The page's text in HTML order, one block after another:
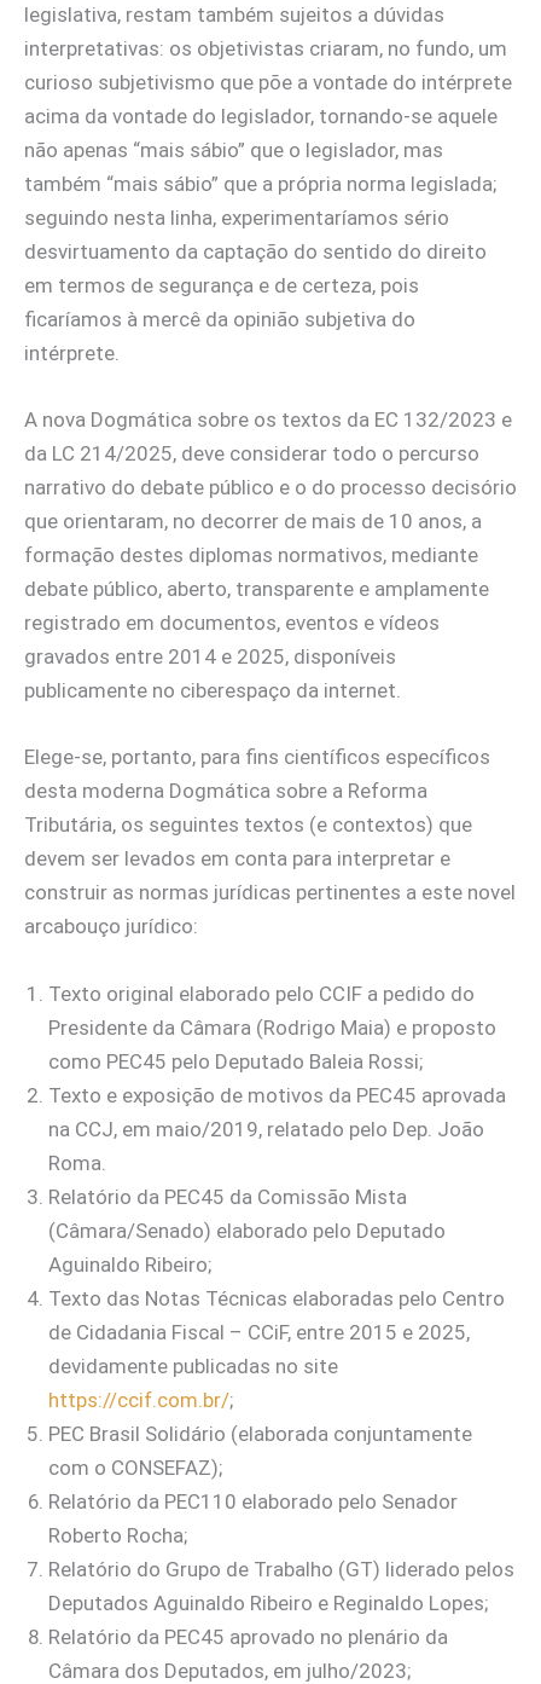
legislativa, restam também sujeitos a dúvidas
interpretativas: os objetivistas criaram, no fundo, um
curioso subjetivismo que põe a vontade do intérprete
acima da vontade do legislador, tornando-se aquele
não apenas “mais sábio” que o legislador, mas
também “mais sábio” que a própria norma legislada;
seguindo nesta linha, experimentaríamos sério
desvirtuamento da captação do sentido do direito
em termos de segurança e de certeza, pois
ficaríamos à mercê da opinião subjetiva do
intérprete.
A nova Dogmática sobre os textos da EC 132/2023 e
da LC 214/2025, deve considerar todo o percurso
narrativo do debate público e o do processo decisório
que orientaram, no decorrer de mais de 10 anos, a
formação destes diplomas normativos, mediante
debate público, aberto, transparente e amplamente
registrado em documentos, eventos e vídeos
gravados entre 2014 e 2025, disponíveis
publicamente no ciberespaço da internet.
Elege-se, portanto, para fins científicos específicos
desta moderna Dogmática sobre a Reforma
Tributária, os seguintes textos (e contextos) que
devem ser levados em conta para interpretar e
construir as normas jurídicas pertinentes a este novel
arcabouço jurídico:
Texto original elaborado pelo CCIF a pedido do
Presidente da Câmara (Rodrigo Maia) e proposto
como PEC45 pelo Deputado Baleia Rossi;
Texto e exposição de motivos da PEC45 aprovada
na CCJ, em maio/2019, relatado pelo Dep. João
Roma.
Relatório da PEC45 da Comissão Mista
(Câmara/Senado) elaborado pelo Deputado
Aguinaldo Ribeiro;
Texto das Notas Técnicas elaboradas pelo Centro
de Cidadania Fiscal – CCiF, entre 2015 e 2025,
devidamente publicadas no site
https://ccif.com.br/;
PEC Brasil Solidário (elaborada conjuntamente
com o CONSEFAZ);
Relatório da PEC110 elaborado pelo Senador
Roberto Rocha;
Relatório do Grupo de Trabalho (GT) liderado pelos
Deputados Aguinaldo Ribeiro e Reginaldo Lopes;
Relatório da PEC45 aprovado no plenário da
Câmara dos Deputados, em julho/2023;